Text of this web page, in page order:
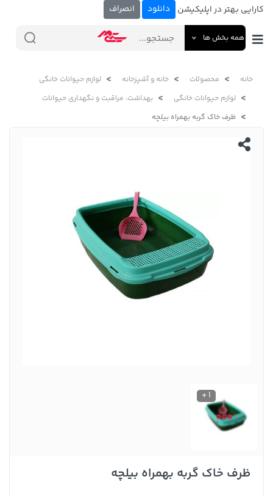
کارایی بهتر در اپلیکیشن دانلود انصراف
همه بخش ها
خانه محصولات خانه و آشپزخانه
لوازم حیوانات خانگی
لوازم حیوانات خانگی
بهداشت، مراقبت و نگهداری حیوانات
ظرف خاک گربه بهمراه بیلچه
1 +
ظرف خاک گربه بهمراه بیلچه